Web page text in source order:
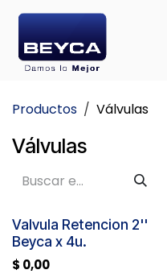
Ir al contenido
Productos Válvulas
Válvulas
Valvula Retencion 2''
Beyca x 4u.
$ 0,00